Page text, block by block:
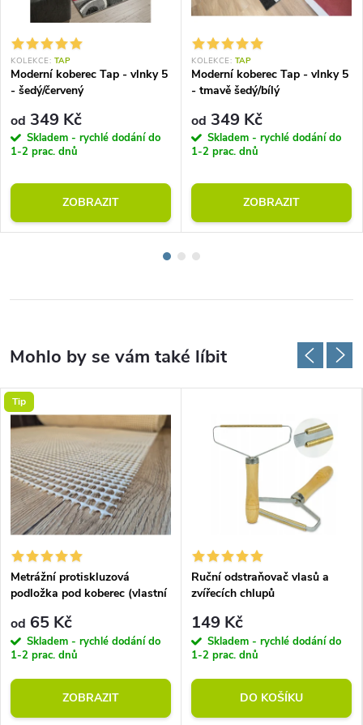
KOLEKCE: TAP
Moderní koberec Tap - vlnky 5
- šedý/červený
od 349 Kč
Skladem - rychlé dodání do
1-2 prac. dnů
ZOBRAZIT
KOLEKCE: TAP
Moderní koberec Tap - vlnky 5
- tmavě šedý/bílý
od 349 Kč
Skladem - rychlé dodání do
1-2 prac. dnů
ZOBRAZIT
Tip
Metrážní protiskluzová
podložka pod koberec (vlastní
od 65 Kč
Skladem - rychlé dodání do
1-2 prac. dnů
ZOBRAZIT
Ruční odstraňovač vlasů a
zvířecích chlupů
149 Kč
Skladem - rychlé dodání do
1-2 prac. dnů
DO KOŠÍKU